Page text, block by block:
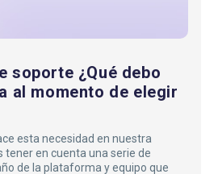
soporte ¿Qué debo
al momento de elegir
esta necesidad en nuestra
en cuenta una serie de
de la plataforma y equipo que